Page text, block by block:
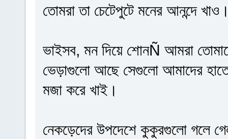
তোমরা তা চেটেপুটে মনের আনন্দে
ভাইসব, মন দিয়ে শোনÑ আমরা
ভেড়াগুলো আছে সেগুলো আমাদের
মজা করে খাই।
নেকড়েদের উপদেশে কুকুরগুলো গলে